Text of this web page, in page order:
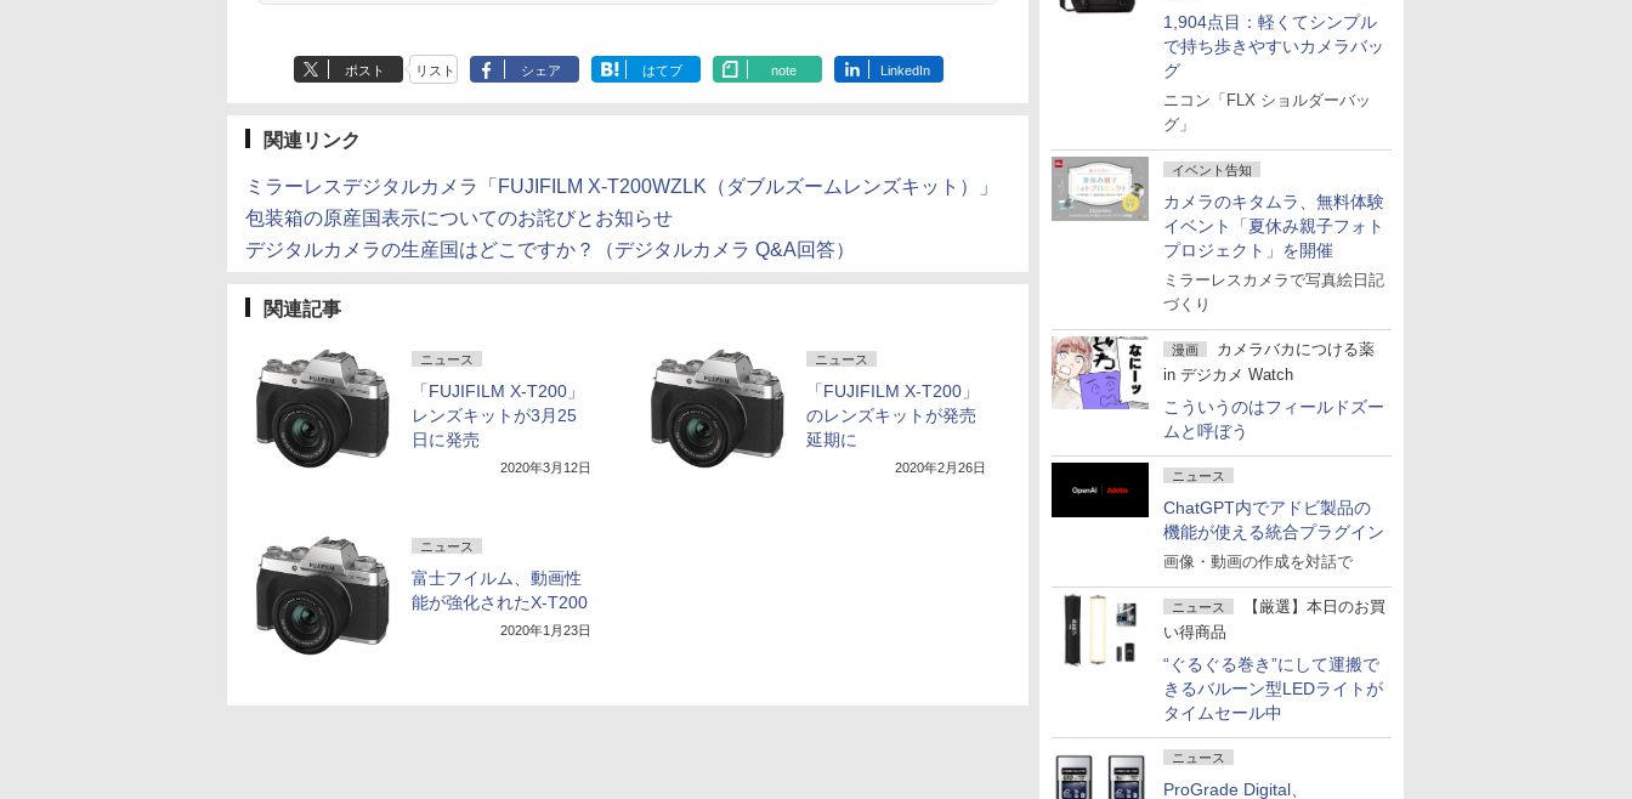
1,904点目：軽くてシンプル
で持ち歩きやすいカメラバッ
グ
ニコン「FLX ショルダーバッ
グ」
イベント告知
カメラのキタムラ、無料体験
イベント「夏休み親子フォト
プロジェクト」を開催
ミラーレスカメラで写真絵日記
づくり
漫画
カメラバカにつける薬
in デジカメ Watch
こういうのはフィールドズー
ムと呼ぼう
ニュース
ChatGPT内でアドビ製品の
機能が使える統合プラグイン
画像・動画の作成を対話で
ニュース
【厳選】本日のお買
い得商品
“ぐるぐる巻き”にして運搬で
きるバルーン型LEDライトが
タイムセール中
ニュース
ProGrade Digital、
ポスト リスト シェア はてブ note LinkedIn
関連リンク
ミラーレスデジタルカメラ「FUJIFILM X-T200WZLK（ダブルズームレンズキット）」
包装箱の原産国表示についてのお詫びとお知らせ
デジタルカメラの生産国はどこですか？（デジタルカメラ Q&A回答）
関連記事
ニュース
「FUJIFILM X-T200」
レンズキットが3月25
日に発売
2020年3月12日
ニュース
「FUJIFILM X-T200」
のレンズキットが発売
延期に
2020年2月26日
ニュース
富士フイルム、動画性
能が強化されたX-T200
2020年1月23日